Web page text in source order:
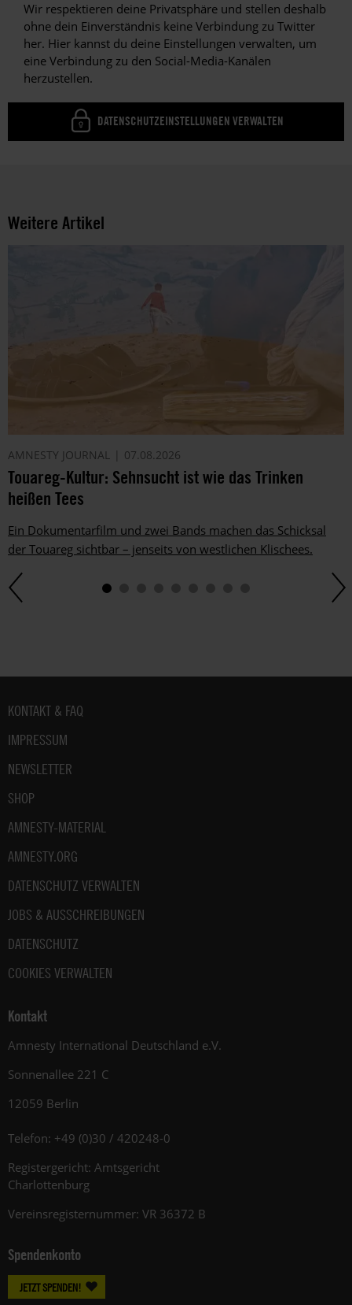
Wir respektieren deine Privatsphäre und stellen deshalb
ohne dein Einverständnis keine Verbindung zu Twitter
her. Hier kannst du deine Einstellungen verwalten, um
eine Verbindung zu den Social-Media-Kanälen
herzustellen.
DATENSCHUTZEINSTELLUNGEN VERWALTEN
Weitere Artikel
AMNESTY JOURNAL 07.08.2026
Touareg-Kultur: Sehnsucht ist wie das Trinken
heißen Tees
Ein Dokumentarfilm und zwei Bands machen das Schicksal
der Touareg sichtbar – jenseits von westlichen Klischees.
Fußbereich
KONTAKT & FAQ
IMPRESSUM
NEWSLETTER
SHOP
AMNESTY-MATERIAL
AMNESTY.ORG
DATENSCHUTZ VERWALTEN
JOBS & AUSSCHREIBUNGEN
DATENSCHUTZ
COOKIES VERWALTEN
Kontakt
Amnesty International Deutschland e.V.
Sonnenallee 221 C
12059 Berlin
Telefon: +49 (0)30 / 420248-0
Registergericht: Amtsgericht
Charlottenburg
Vereinsregisternummer: VR 36372 B
Spendenkonto
JETZT SPENDEN!